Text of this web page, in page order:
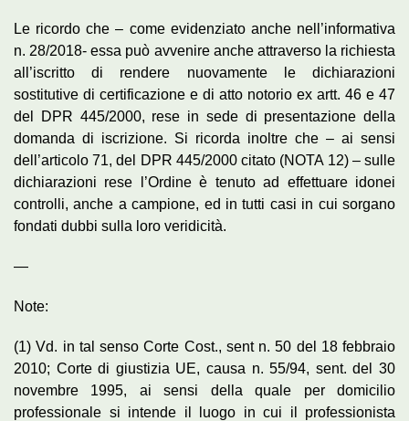
Le ricordo che – come evidenziato anche nell’informativa
n. 28/2018- essa può avvenire anche attraverso la richiesta
all’iscritto di rendere nuovamente le dichiarazioni
sostitutive di certificazione e di atto notorio ex artt. 46 e 47
del DPR 445/2000, rese in sede di presentazione della
domanda di iscrizione. Si ricorda inoltre che – ai sensi
dell’articolo 71, del DPR 445/2000 citato (NOTA 12) – sulle
dichiarazioni rese l’Ordine è tenuto ad effettuare idonei
controlli, anche a campione, ed in tutti casi in cui sorgano
fondati dubbi sulla loro veridicità.
—
Note:
(1) Vd. in tal senso Corte Cost., sent n. 50 del 18 febbraio
2010; Corte di giustizia UE, causa n. 55/94, sent. del 30
novembre 1995, ai sensi della quale per domicilio
professionale si intende il luogo in cui il professionista